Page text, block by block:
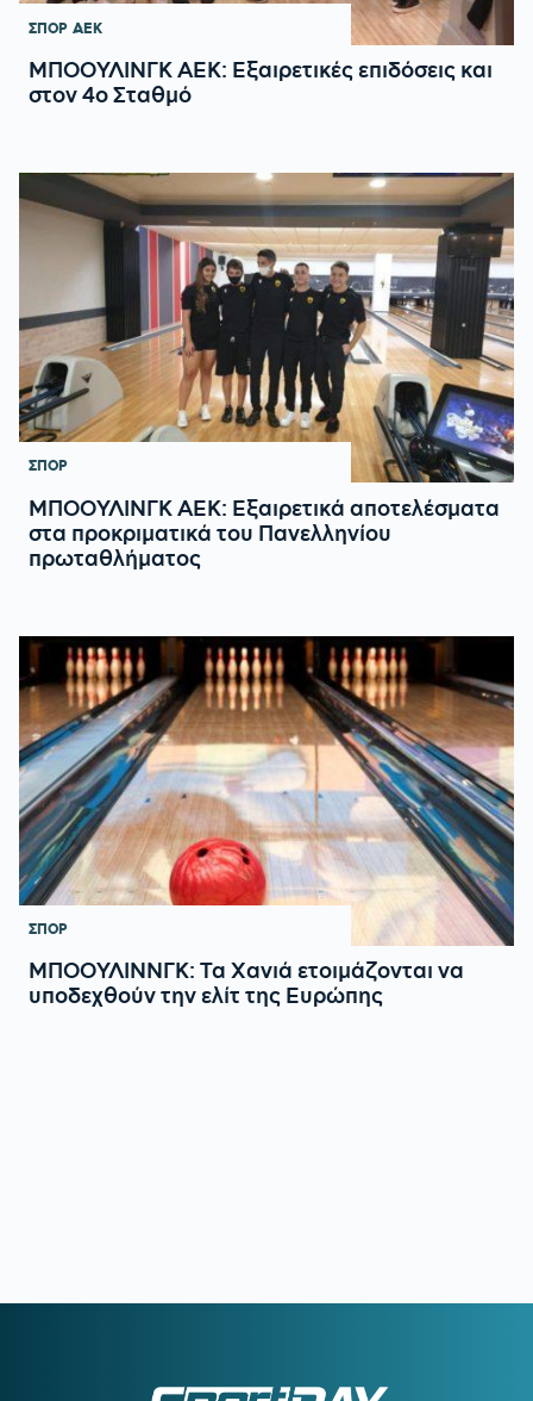
ΣΠΟΡ ΑΕΚ
ΜΠΟΟΥΛΙΝΓΚ ΑΕΚ: Εξαιρετικές επιδόσεις και
στον 4ο Σταθμό
ΣΠΟΡ
ΜΠΟΟΥΛΙΝΓΚ ΑΕΚ: Εξαιρετικά αποτελέσματα
στα προκριματικά του Πανελληνίου
πρωταθλήματος
ΣΠΟΡ
ΜΠΟΟΥΛΙΝΝΓΚ: Τα Χανιά ετοιμάζονται να
υποδεχθούν την ελίτ της Ευρώπης